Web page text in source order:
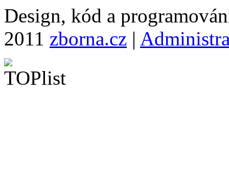
Design, kód a
2011 zborna.cz |